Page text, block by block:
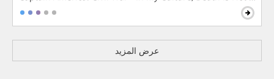
عرض المزيد